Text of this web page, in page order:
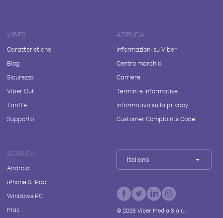
VIBER
Caratteristiche
Blog
Sicurezza
Viber Out
Tariffe
Supporto
AZIENDA
Informazioni su Viber
Centro marchio
Carriere
Termini e informative
Informativa sulla privacy
Customer Complaints Code
SCARICA
Android
iPhone & iPad
Windows PC
Mac
Italiano
© 2026Viber Media S.à r.l.